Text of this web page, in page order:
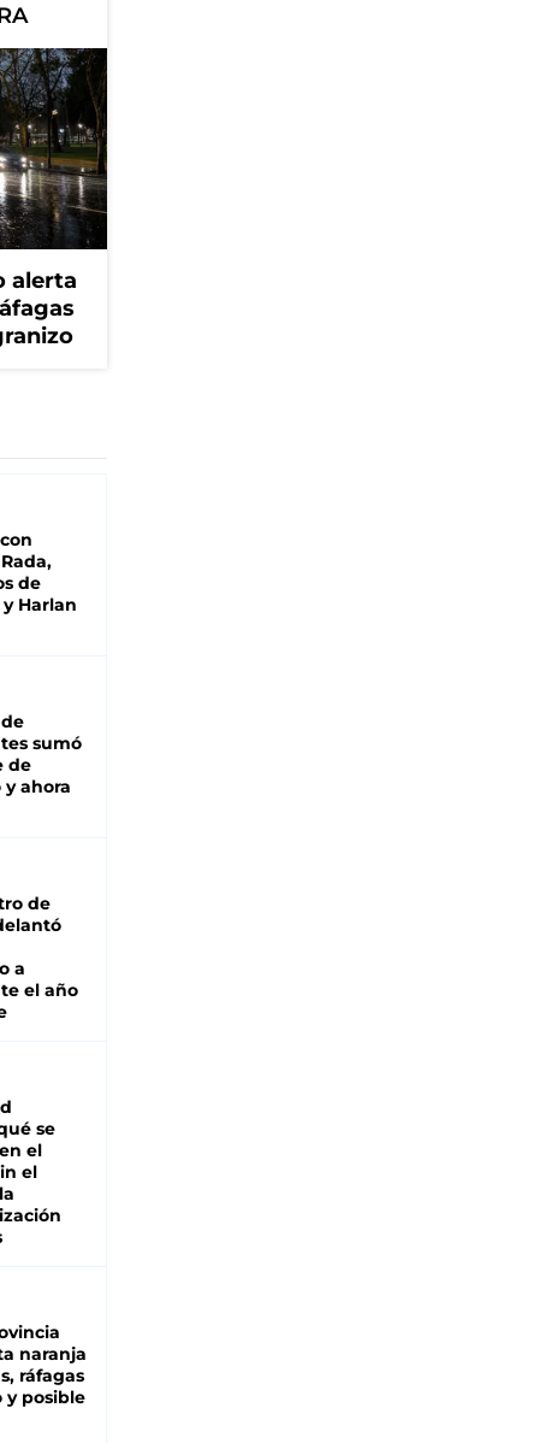
alerta
de
Harlan
sumó
de
y ahora
de
a
el año
se
el
el
naranja
ráfagas
y posible